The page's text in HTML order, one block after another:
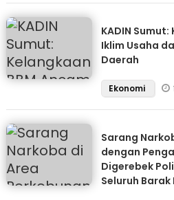
KADIN
Iklim Usaha
Daerah
Ekonomi
Sarang
dengan
Digerebek
Seluruh